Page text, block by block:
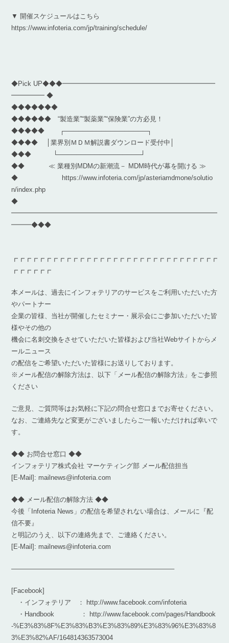
▼ 開催スケジュールはこちら
https://www.infoteria.com/jp/training/schedule/
◆Pick UP◆◆◆━━━━━━━━━━━━━━━━━━━━━━━
━━━━━ ◆
◆◆◆◆◆◆◆
◆◆◆◆◆◆ “製造業”“製薬業”“保険業”の方必見！
◆◆◆◆◆ ┌──────────────────┐
◆◆◆◆ │業界別ＭＤＭ解説書ダウンロード受付中│
◆◆◆ └──────────────────┘
◆◆ ≪ 業種別MDMの新潮流－ MDM時代が幕を開ける ≫
◆ https://www.infoteria.com/jp/asteriamdmone/solutio
n/index.php
◆
━━━━━━━━━━━━━━━━━━━━━━━━━━━━━━━
━━━◆◆◆
┏┏┏┏┏┏┏┏┏┏┏┏┏┏┏┏┏┏┏┏┏┏┏┏┏┏┏┏┏┏┏
┏┏┏┏┏┏
本メールは、過去にインフォテリアのサービスをご利用いただいた方
やパートナー
企業の皆様、当社が開催したセミナー・展示会にご参加いただいた皆
様やその他の
機会に名刺交換をさせていただいた皆様および当社Webサイトからメ
ールニュース
の配信をご希望いただいた皆様にお送りしております。
※メール配信の解除方法は、以下「メール配信の解除方法」をご参照
ください
ご意見、ご質問等はお気軽に下記の問合せ窓口までお寄せください。
なお、ご連絡先など変更がございましたらご一報いただければ幸いで
す。
◆◆ お問合せ窓口 ◆◆
インフォテリア株式会社 マーケティング部 メール配信担当
[E-Mail]: mailnews@infoteria.com
◆◆ メール配信の解除方法 ◆◆
今後「Infoteria News」の配信を希望されない場合は、メールに『配
信不要』
と明記のうえ、以下の連絡先まで、ご連絡ください。
[E-Mail]: mailnews@infoteria.com
————————————————————————–
[Facebook]
・インフォテリア ： http://www.facebook.com/infoteria
・Handbook ： http://www.facebook.com/pages/Handbook
-%E3%83%8F%E3%83%B3%E3%83%89%E3%83%96%E3%83%8
3%E3%82%AF/164814363573004